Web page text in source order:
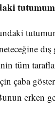
dış
tüm
çaba
erken